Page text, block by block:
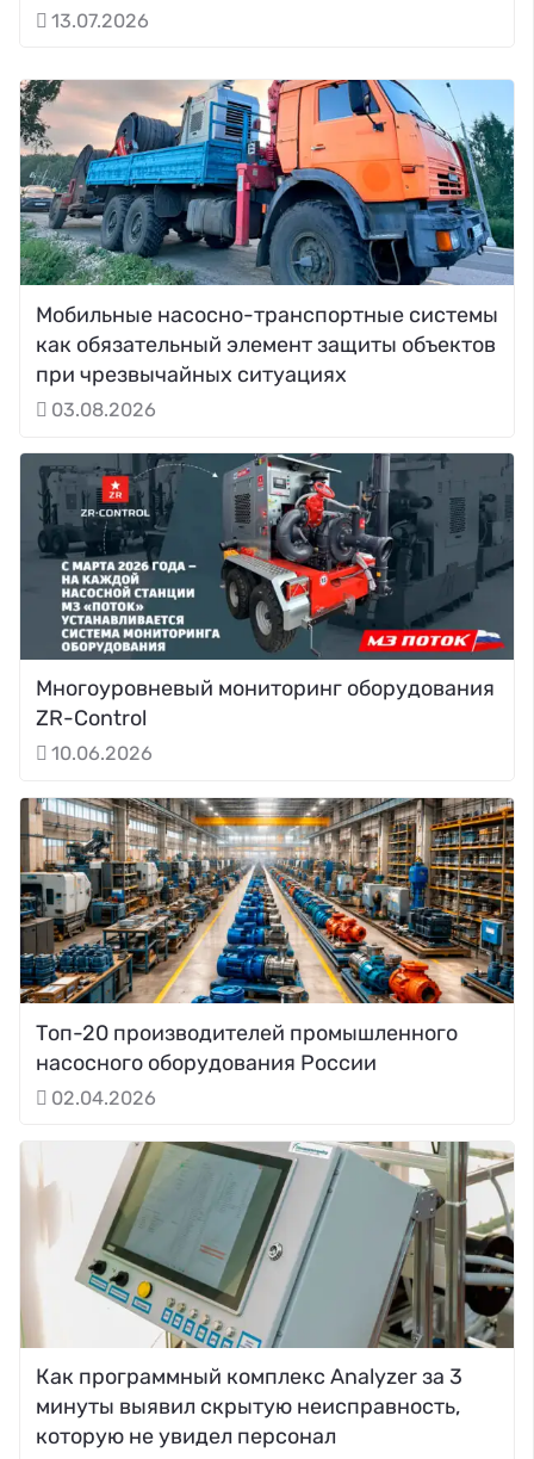
13.07.2026
Мобильные насосно-транспортные системы
как обязательный элемент защиты объектов
при чрезвычайных ситуациях
03.08.2026
Многоуровневый мониторинг оборудования
ZR-Control
10.06.2026
Топ-20 производителей промышленного
насосного оборудования России
02.04.2026
Как программный комплекс Analyzer за 3
минуты выявил скрытую неисправность,
которую не увидел персонал